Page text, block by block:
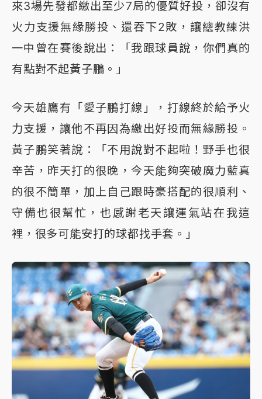
來3場先發都繳出至少7局的優質好投，卻沒有
火力支援無緣勝投、還吞下2敗，讓總教練洪
一中曾在賽後說出：「我跟球員說，你們真的
有點對不起黃子鵬。」
今天雄鷹有「愛子鵬打線」，打線終於給予火
力支援，讓他不再因為繳出好投而無緣勝投。
黃子鵬笑著說：「不用說對不起啦！野手也很
辛苦，昨天打的很晚，今天能夠突破魔力藍真
的很不簡單，加上自己跟時豪搭配的很順利、
守備也很幫忙，也感謝老天讓運氣站在我這
裡，很多可能安打的球都找手套。」